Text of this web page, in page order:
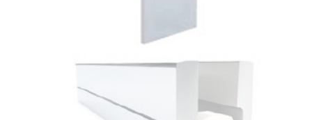
TOUS LES TARIFS AU M2
GUIDE : CHOIX PAR UTILISATION
INSPIRATIONS ET NOUVEAUTÉS